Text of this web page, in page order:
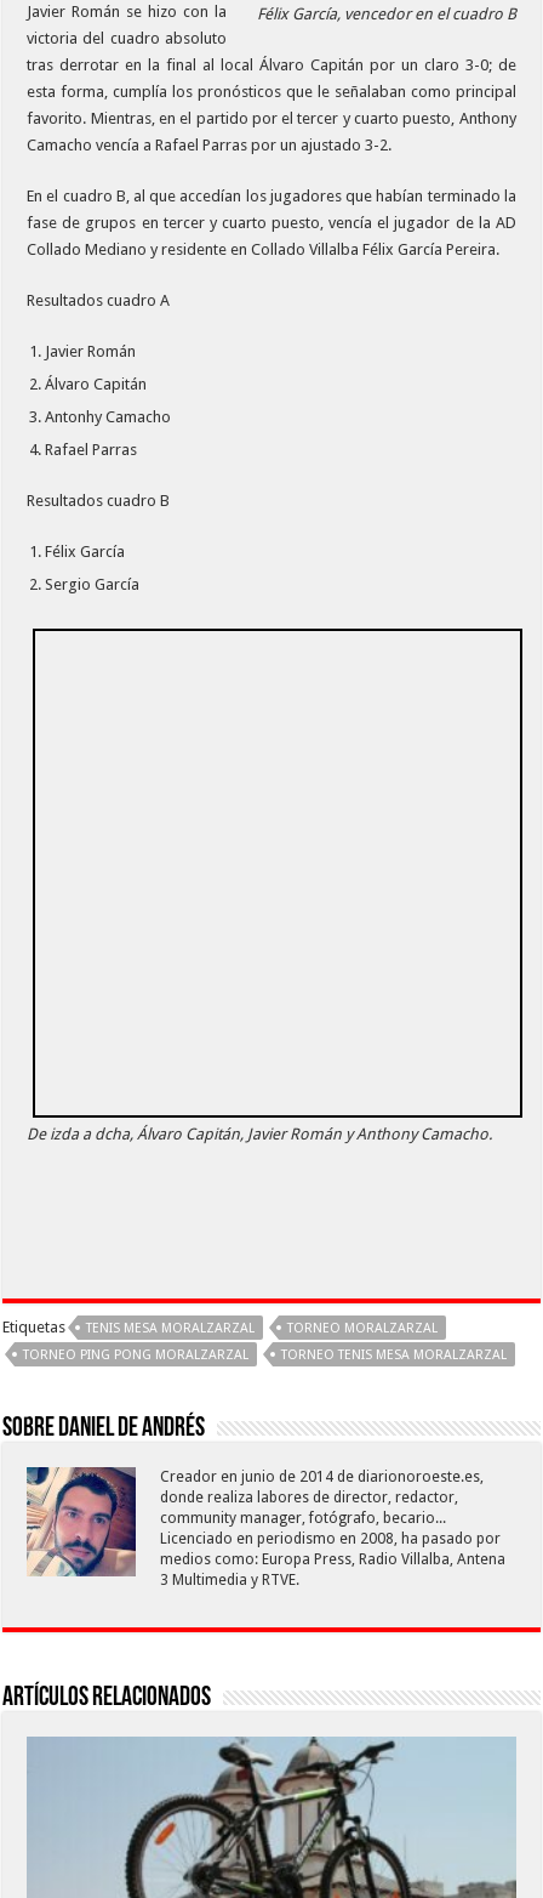
Félix García, vencedor en el cuadro B
Javier Román se hizo con la
victoria del cuadro absoluto
tras derrotar en la final al local Álvaro Capitán por un claro 3-0; de
esta forma, cumplía los pronósticos que le señalaban como principal
favorito. Mientras, en el partido por el tercer y cuarto puesto, Anthony
Camacho vencía a Rafael Parras por un ajustado 3-2.
En el cuadro B, al que accedían los jugadores que habían terminado la
fase de grupos en tercer y cuarto puesto, vencía el jugador de la AD
Collado Mediano y residente en Collado Villalba Félix García Pereira.
Resultados cuadro A
Javier Román
Álvaro Capitán
Antonhy Camacho
Rafael Parras
Resultados cuadro B
Félix García
Sergio García
De izda a dcha, Álvaro Capitán, Javier Román y Anthony Camacho.
Etiquetas TENIS MESA MORALZARZAL
TORNEO MORALZARZAL
TORNEO PING PONG MORALZARZAL
TORNEO TENIS MESA MORALZARZAL
Sobre Daniel De Andrés
Creador en junio de 2014 de diarionoroeste.es,
donde realiza labores de director, redactor,
community manager, fotógrafo, becario...
Licenciado en periodismo en 2008, ha pasado por
medios como: Europa Press, Radio Villalba, Antena
3 Multimedia y RTVE.
Artículos relacionados